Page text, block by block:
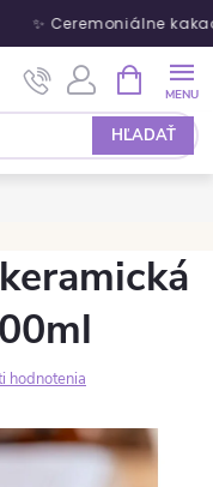
✨ Ceremoniálne
HĽADAŤ
hodnotenia